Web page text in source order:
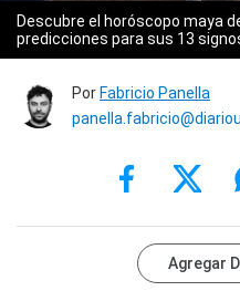
Descubre el horóscopo maya
predicciones para sus 13
Por Fabricio Panella
Agregar